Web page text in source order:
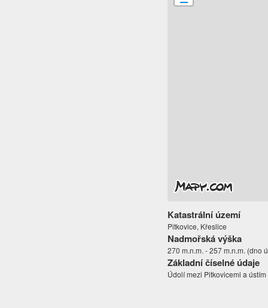
Katastrální území
Pitkovice, Křeslice
Nadmořská výška
270 m.n.m. - 257 m.n.m. (dno
Základní číselné údaje
Údolí mezi Pitkovicemi a